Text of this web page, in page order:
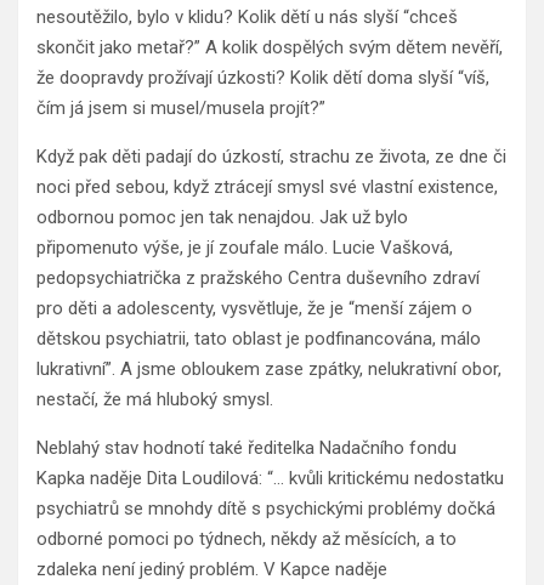
nesoutěžilo, bylo v klidu? Kolik dětí u nás slyší “chceš
skončit jako metař?” A kolik dospělých svým dětem nevěří,
že doopravdy prožívají úzkosti? Kolik dětí doma slyší “víš,
čím já jsem si musel/musela projít?”
Když pak děti padají do úzkostí, strachu ze života, ze dne či
noci před sebou, když ztrácejí smysl své vlastní existence,
odbornou pomoc jen tak nenajdou. Jak už bylo
připomenuto výše, je jí zoufale málo. Lucie Vašková,
pedopsychiatrička z pražského Centra duševního zdraví
pro děti a adolescenty, vysvětluje, že je “menší zájem o
dětskou psychiatrii, tato oblast je podfinancována, málo
lukrativní”. A jsme obloukem zase zpátky, nelukrativní obor,
nestačí, že má hluboký smysl.
Neblahý stav hodnotí také ředitelka Nadačního fondu
Kapka naděje Dita Loudilová: “… kvůli kritickému nedostatku
psychiatrů se mnohdy dítě s psychickými problémy dočká
odborné pomoci po týdnech, někdy až měsících, a to
zdaleka není jediný problém. V Kapce naděje